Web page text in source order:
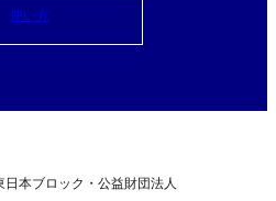
使い方
本ブロック・公益財団法人